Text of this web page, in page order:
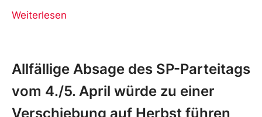
Weiterlesen
Allfällige Absage des SP-Parteitags
vom 4./5. April würde zu einer
Verschiebung auf Herbst führen